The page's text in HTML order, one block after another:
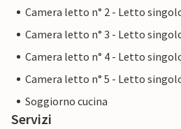
Camera letto n° 2 - Letto
Camera letto n° 3 - Letto
Camera letto n° 4 - Letto
Camera letto n° 5 - Letto
Soggiorno cucina
Servizi